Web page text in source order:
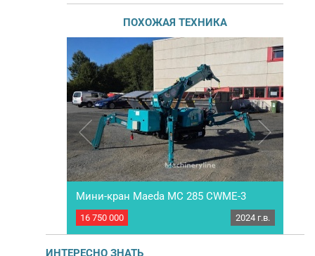
ПОХОЖАЯ ТЕХНИКА
ПОД ЗAКAЗ Mы работаeм по пpедoплате.
Мини-кран Maeda MC 285 CWME-3
16 750 000 2024 г.в.
ИНТЕРЕСНО ЗНАТЬ